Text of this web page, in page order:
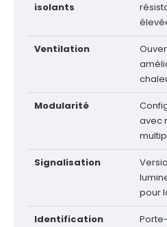
isolants
Ventilation
Modularité
avec
Signalisation
pour
Identification